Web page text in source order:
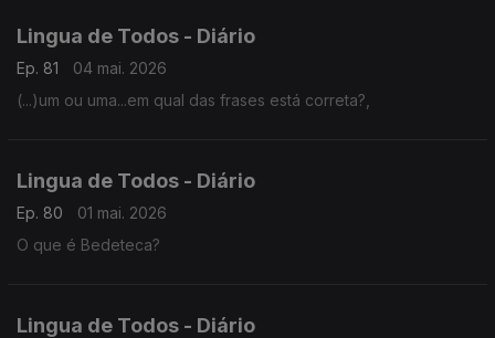
Lingua de Todos - Diário
Ep. 81
04 mai. 2026
(...)um ou uma...em qual das frases está correta?,
Lingua de Todos - Diário
Ep. 80
01 mai. 2026
O que é Bedeteca?
Lingua de Todos - Diário